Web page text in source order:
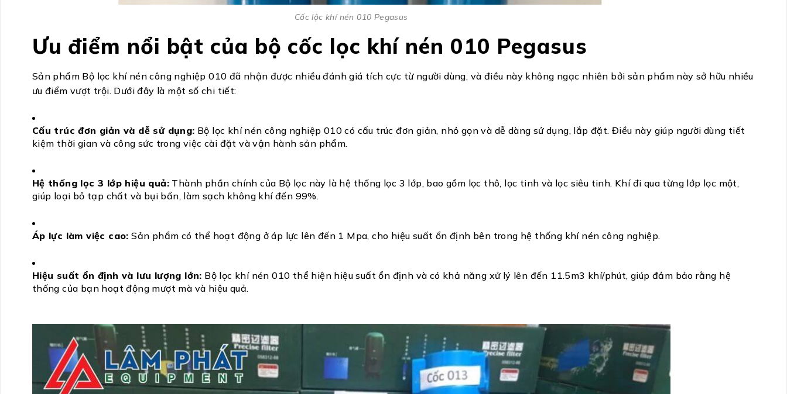
Cốc lộc khí nén 010 Pegasus
Ưu điểm nổi bật của bộ cốc lọc khí nén 010 Pegasus
Sản phẩm Bộ lọc khí nén công nghiệp 010 đã nhận được nhiều đánh giá tích cực từ người dùng, và điều này không ngạc nhiên bởi sản phẩm này sở hữu nhiều
ưu điểm vượt trội. Dưới đây là một số chi tiết:
Cấu trúc đơn giản và dễ sử dụng: Bộ lọc khí nén công nghiệp 010 có cấu trúc đơn giản, nhỏ gọn và dễ dàng sử dụng, lắp đặt. Điều này giúp người dùng tiết
kiệm thời gian và công sức trong việc cài đặt và vận hành sản phẩm.
Hệ thống lọc 3 lớp hiệu quả:Thành phần chính của Bộ lọc này là hệ thống lọc 3 lớp, bao gồm lọc thô, lọc tinh và lọc siêu tinh. Khí đi qua từng lớp lọc một,
giúp loại bỏ tạp chất và bụi bẩn, làm sạch không khí đến 99%.
Áp lực làm việc cao: Sản phẩm có thể hoạt động ở áp lực lên đến 1 Mpa, cho hiệu suất ổn định bên trong hệ thống khí nén công nghiệp.
Hiệu suất ổn định và lưu lượng lớn: Bộ lọc khí nén 010 thể hiện hiệu suất ổn định và có khả năng xử lý lên đến 11.5m3 khí/phút, giúp đảm bảo rằng hệ
thống của bạn hoạt động mượt mà và hiệu quả.